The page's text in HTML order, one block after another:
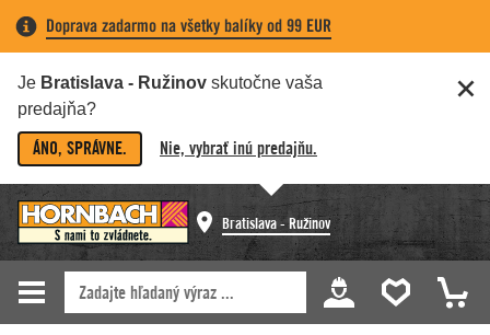
Doprava zadarmo na všetky balíky od 99 EUR
Je Bratislava - Ružinov skutočne vaša
predajňa?
ÁNO, SPRÁVNE. Nie, vybrať inú predajňu.
Bratislava - Ružinov